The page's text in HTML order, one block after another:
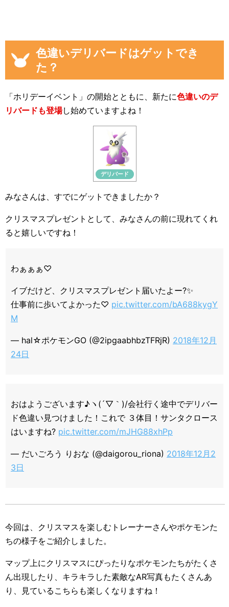
色違いデリバードはゲットでき
た？
「ホリデーイベント」の開始とともに、新たに色違いのデ
リバードも登場し始めていますよね！
デリバード
みなさんは、すでにゲットできましたか？
クリスマスプレゼントとして、みなさんの前に現れてくれ
ると嬉しいですね！
わぁぁぁ♡
イブだけど、クリスマスプレゼント届いたよー?✨
仕事前に歩いてよかった♡ pic.twitter.com/bA688kygY
M
— hal☆ポケモンGO (@2ipgaabhbzTFRjR) 2018年12月
24日
おはようございます♪ヽ(´▽｀)/会社行く途中でデリバー
ド色違い見つけました！これで ３体目！サンタクロース
はいますね? pic.twitter.com/mJHG88xhPp
— だいごろう りおな (@daigorou_riona) 2018年12月2
3日
今回は、クリスマスを楽しむトレーナーさんやポケモンた
ちの様子をご紹介しました。
マップ上にクリスマスにぴったりなポケモンたちがたくさ
ん出現したり、キラキラした素敵なAR写真もたくさんあ
り、見ているこちらも楽しくなりますね！